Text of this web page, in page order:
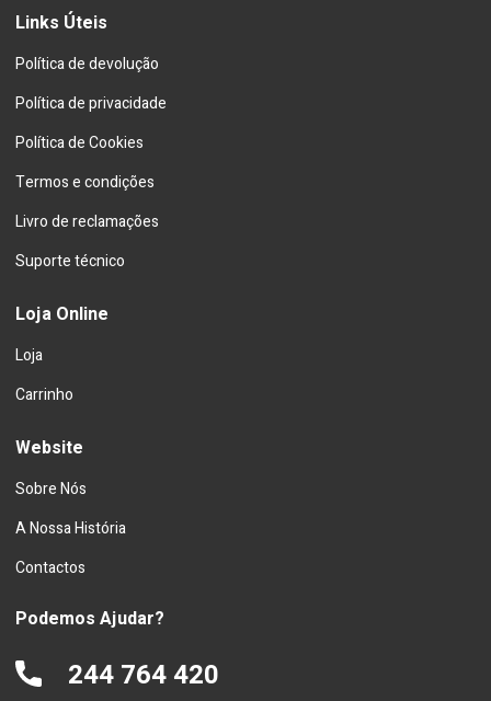
Links Úteis
Política de devolução
Política de privacidade
Política de Cookies
Termos e condições
Livro de reclamações
Suporte técnico
Loja Online
Loja
Carrinho
Website
Sobre Nós
A Nossa História
Contactos
Podemos Ajudar?
244 764 420